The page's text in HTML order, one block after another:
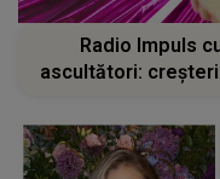
Radio Impuls
ascultători: